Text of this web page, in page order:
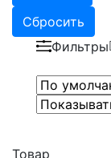
Сбросить
Фильтры
Товар